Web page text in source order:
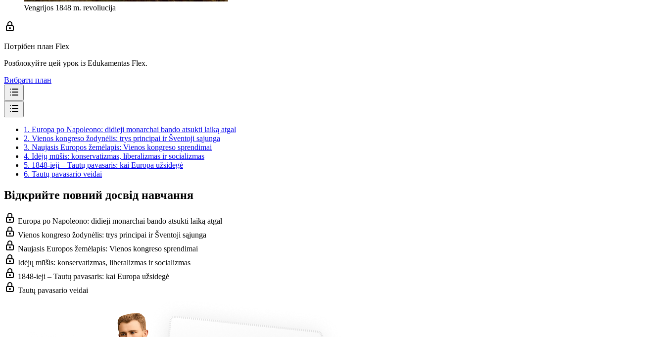
Vengrijos 1848 m. revoliucija
Потрібен план Flex
Розблокуйте цей урок із Edukamentas Flex.
Вибрати план
1. Europa po Napoleono: didieji monarchai bando atsukti laiką atgal
2. Vienos kongreso žodynėlis: trys principai ir Šventoji sąjunga
3. Naujasis Europos žemėlapis: Vienos kongreso sprendimai
4. Idėjų mūšis: konservatizmas, liberalizmas ir socializmas
5. 1848-ieji – Tautų pavasaris: kai Europa užsidegė
6. Tautų pavasario veidai
Відкрийте повний досвід навчання
Europa po Napoleono: didieji monarchai bando atsukti laiką atgal
Vienos kongreso žodynėlis: trys principai ir Šventoji sąjunga
Naujasis Europos žemėlapis: Vienos kongreso sprendimai
Idėjų mūšis: konservatizmas, liberalizmas ir socializmas
1848-ieji – Tautų pavasaris: kai Europa užsidegė
Tautų pavasario veidai